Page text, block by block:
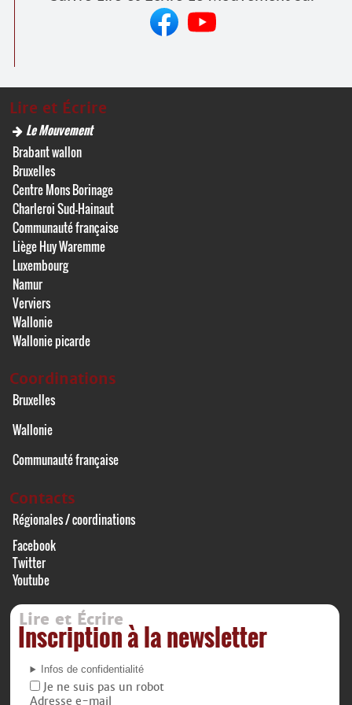
Lire et Écrire
Le Mouvement
Brabant wallon
Bruxelles
Centre Mons Borinage
Charleroi Sud-Hainaut
Communauté française
Liège Huy Waremme
Luxembourg
Namur
Verviers
Wallonie
Wallonie picarde
Coordinations
Bruxelles
Wallonie
Communauté française
Contacts
Régionales / coordinations
Facebook
Twitter
Youtube
Lire et Écrire
Inscription à la newsletter
Infos de confidentialité
Je ne suis pas un robot
Adresse e-mail